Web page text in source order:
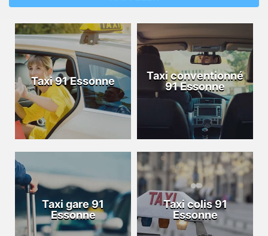
Taxi 91 Essonne
Taxi conventionné
91 Essonne
Taxi gare 91
Essonne
Taxi colis 91
Essonne